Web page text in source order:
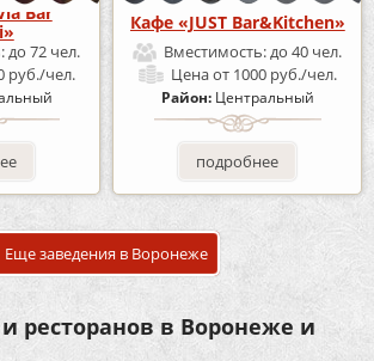
Bar
до 72 чел.
руб./чел.
Кафе «JUST Bar&Kitchen»
Вместимость:до 40 чел.
Ценаот 1000 руб./чел.
Район: Центральный
подробнее
Еще заведения в Воронеже
ресторанов в Воронеже и